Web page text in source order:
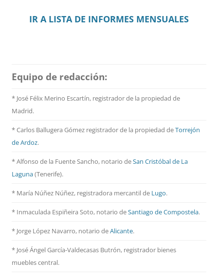
IR A LISTA DE INFORMES MENSUALES
Equipo de redacción:
* José Félix Merino Escartín, registrador de la propiedad de
Madrid.
* Carlos Ballugera Gómez registrador de la propiedad deTorrejón
de Ardoz.
* Alfonso de la Fuente Sancho, notario deSan Cristóbal de La
Laguna(Tenerife).
* María Núñez Núñez, registradora mercantil de Lugo.
* Inmaculada Espiñeira Soto, notario deSantiago de Compostela.
* Jorge López Navarro, notario deAlicante.
* José Ángel García-Valdecasas Butrón, registrador bienes
muebles central.